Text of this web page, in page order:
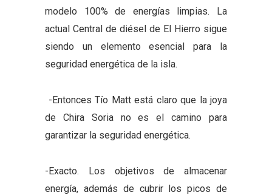
modelo 100% de energías limpias. La
actual Central de diésel de El Hierro sigue
siendo un elemento esencial para la
seguridad energética de la isla.
-Entonces Tío Matt está claro que la joya
de Chira Soria no es el camino para
garantizar la seguridad energética.
-Exacto. Los objetivos de almacenar
energía, además de cubrir los picos de